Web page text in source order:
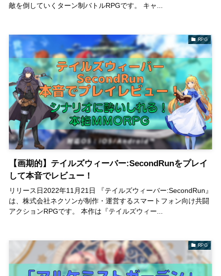
敵を倒していくターン制バトルRPGです。 キャ...
RPG
【画期的】テイルズウィーバー:SecondRunをプレイ
して本音でレビュー！
リリース日2022年11月21日 『テイルズウィーバー:SecondRun』
は、株式会社ネクソンが制作・運営するスマートフォン向け共闘
アクションRPGです。 本作は『テイルズウィー...
RPG